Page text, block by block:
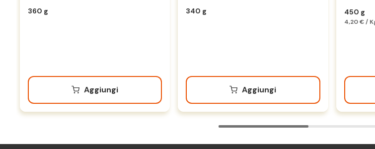
360 g
Aggiungi
340 g
Aggiungi
450 g
4,20 € /